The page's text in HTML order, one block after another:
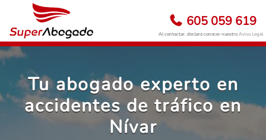
605 059 619
Al contactar, declara conocer nuestroAviso Legal
Tu abogado experto en
accidentes de tráfico en
Nívar